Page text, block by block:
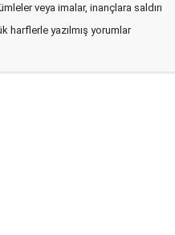
veya imalar, inançlara saldırı
harflerle yazılmış yorumlar